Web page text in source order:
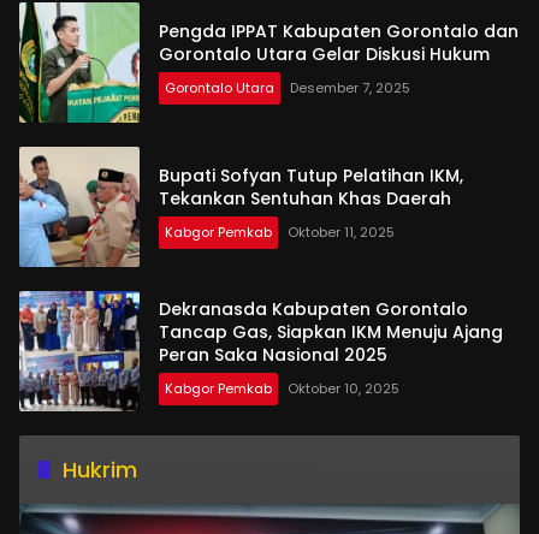
Pengda IPPAT Kabupaten Gorontalo dan
Gorontalo Utara Gelar Diskusi Hukum
Gorontalo Utara Desember 7, 2025
Bupati Sofyan Tutup Pelatihan IKM,
Tekankan Sentuhan Khas Daerah
Kabgor Pemkab Oktober 11, 2025
Dekranasda Kabupaten Gorontalo
Tancap Gas, Siapkan IKM Menuju Ajang
Peran Saka Nasional 2025
Kabgor Pemkab Oktober 10, 2025
Hukrim